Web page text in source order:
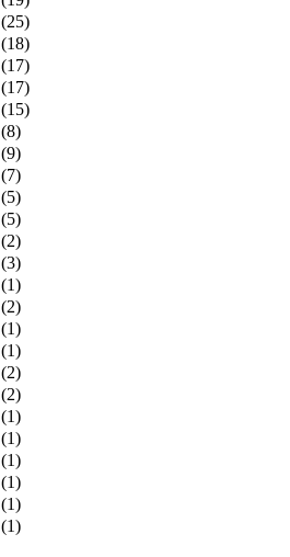
(25)
(18)
(17)
(17)
(15)
(8)
(9)
(7)
(5)
(5)
(2)
(3)
(1)
(2)
(1)
(1)
(2)
(2)
(1)
(1)
(1)
(1)
(1)
(1)